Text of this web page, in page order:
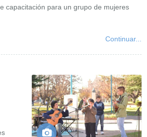
capacitación para un grupo de mujeres
Continuar...